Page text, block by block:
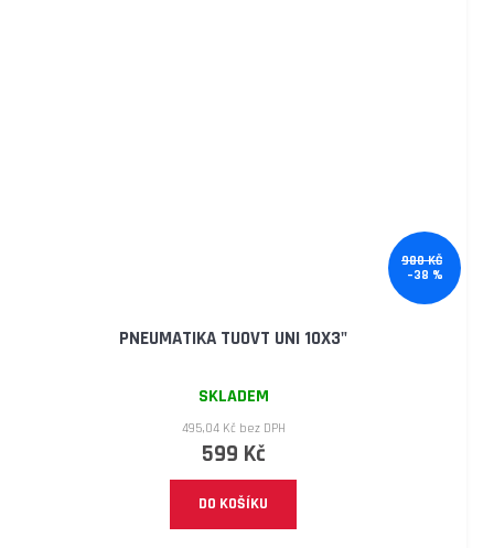
980 KČ
–38 %
PNEUMATIKA TUOVT UNI 10X3"
SKLADEM
495,04 Kč bez DPH
599 Kč
DO KOŠÍKU